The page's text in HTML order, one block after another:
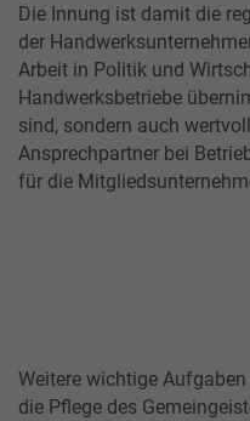
Die Innung ist damit die
der
Arbeit in Politik und
Handwerksbetriebe
sind, sondern auch
Ansprechpartner bei
für die
Weitere wichtige
die Pflege des